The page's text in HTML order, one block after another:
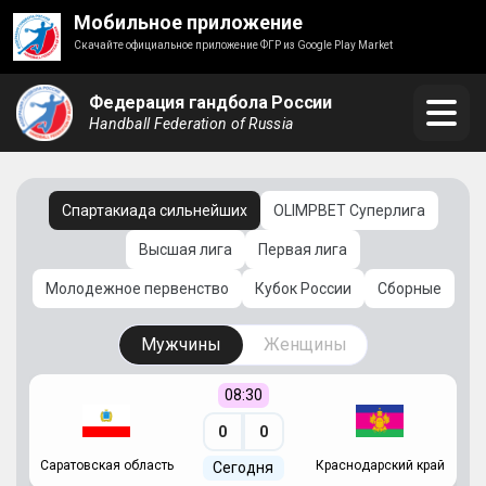
Мобильное приложение
Скачайте официальное приложение ФГР из Google Play Market
Федерация гандбола России
Handball Federation of Russia
Спартакиада сильнейших OLIMPBET Суперлига
Высшая лига Первая лига
Молодежное первенство Кубок России Сборные
Мужчины Женщины
Саратовская область
08:30
0 0
Сегодня Краснодарский край